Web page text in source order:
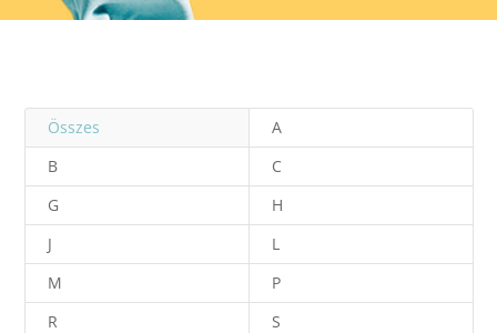
Összes
A
B
C
G
H
J
L
M
P
R
S